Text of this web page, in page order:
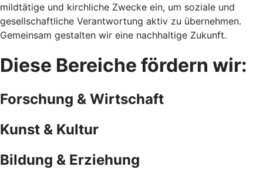
mildtätige und kirchliche Zwecke ein, um soziale und
gesellschaftliche Verantwortung aktiv zu übernehmen.
Gemeinsam gestalten wir eine nachhaltige Zukunft.
Diese Bereiche fördern wir:
Forschung & Wirtschaft
Kunst & Kultur
Bildung & Erziehung